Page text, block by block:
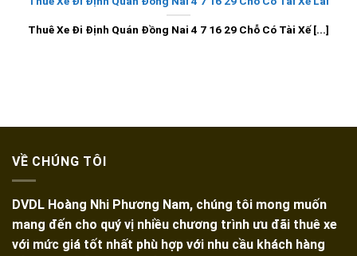
Thuê Xe Đi Định Quán Đồng Nai 4 7 16 29 Chỗ Có Tài Xế [...]
VỀ CHÚNG TÔI
DVDL Hoàng Nhi Phương Nam, chúng tôi mong muốn
mang đến cho quý vị nhiều chương trình ưu đãi thuê xe
với mức giá tốt nhất phù hợp với nhu cầu khách hàng